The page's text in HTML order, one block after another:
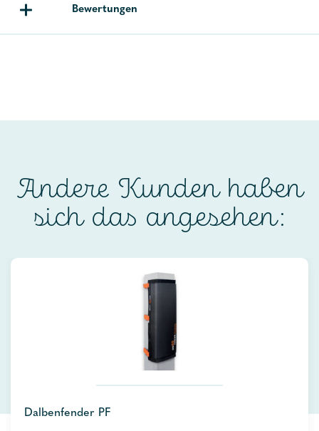
Bewertungen
Andere Kunden haben
sich das angesehen:
Dalbenfender PF